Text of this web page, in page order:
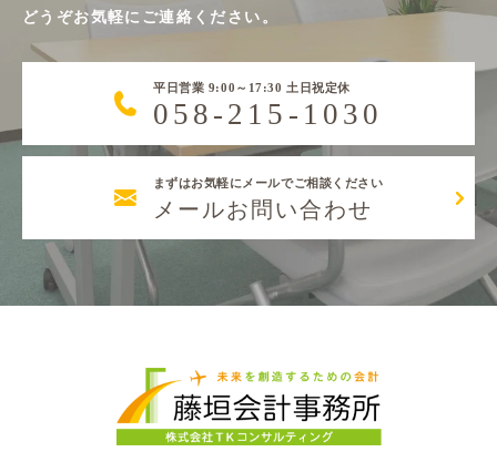
どうぞお気軽にご連絡ください。
平日営業 9:00～17:30 土日祝定休
058-215-1030
まずはお気軽にメールでご相談ください
メールお問い合わせ